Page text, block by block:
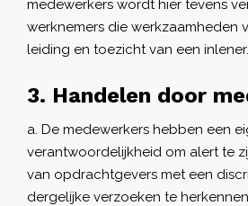
medewerkers wordt hier tevens
werknemers die werkzaamheden
leiding en toezicht van een inlener.
3. Handelen door
De medewerkers hebben een
verantwoordelijkheid om alert te
van opdrachtgevers met een
dergelijke verzoeken te